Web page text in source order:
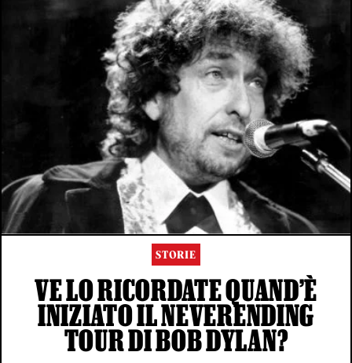
STORIE
VE LO RICORDATE QUAND’È
INIZIATO IL NEVERENDING
TOUR DI BOB DYLAN?